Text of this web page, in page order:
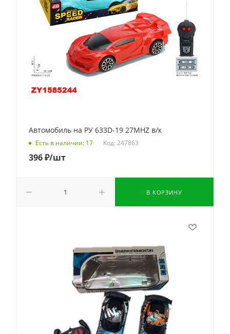
Автомобиль на РУ 633D-19 27MHZ в/к
Есть в наличии: 17 Код: 247863
396₽/шт
В КОРЗИНУ